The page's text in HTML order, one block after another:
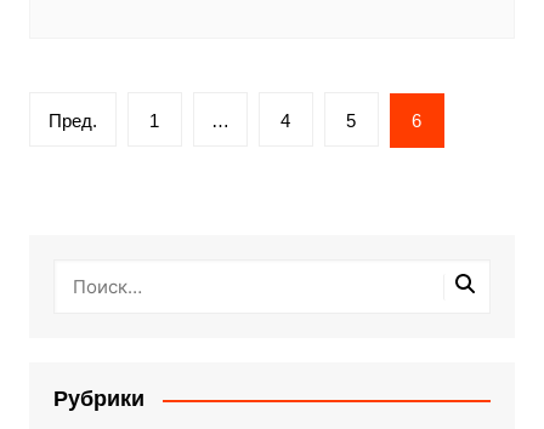
Пагинация
Пред. 1 … 4 5 6
Рубрики